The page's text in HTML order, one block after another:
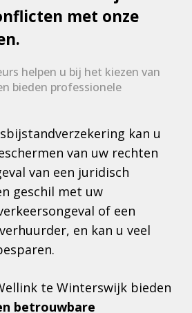
met onze
helpen u bij het kiezen van
bieden professionele
kan u
van uw rechten
van een juridisch
geschil met uw
of een
en kan u veel
te Winterswijk bieden
betrouwbare